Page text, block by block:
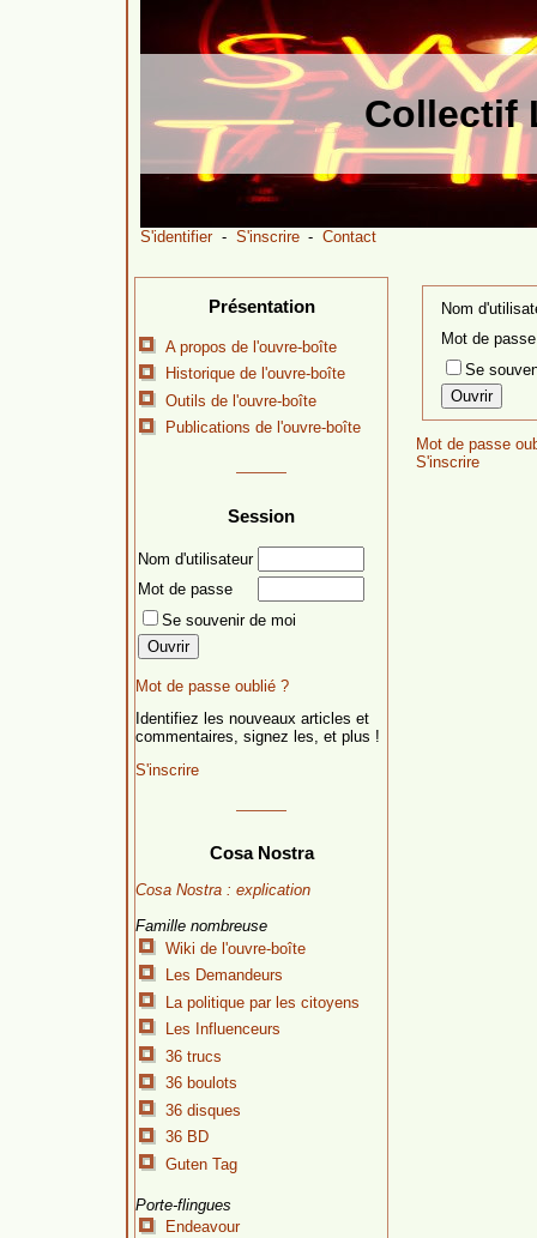
Collectif
S'identifier - S'inscrire - Contact
Présentation
A propos de l'ouvre-boîte
Historique de l'ouvre-boîte
Outils de l'ouvre-boîte
Publications de l'ouvre-boîte
Session
Nom d'utilisateur
Mot de passe
Se souvenir de moi
Mot de passe oublié ?
Identifiez les nouveaux articles et
commentaires, signez les, et plus !
S'inscrire
Cosa Nostra
Cosa Nostra : explication
Famille nombreuse
Wiki de l'ouvre-boîte
Les Demandeurs
La politique par les citoyens
Les Influenceurs
36 trucs
36 boulots
36 disques
36 BD
Guten Tag
Porte-flingues
Endeavour
Nom
Mot de passe
Se
Mot de passe
S'inscrire